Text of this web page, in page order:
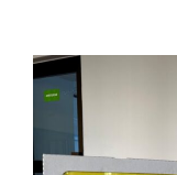
za: